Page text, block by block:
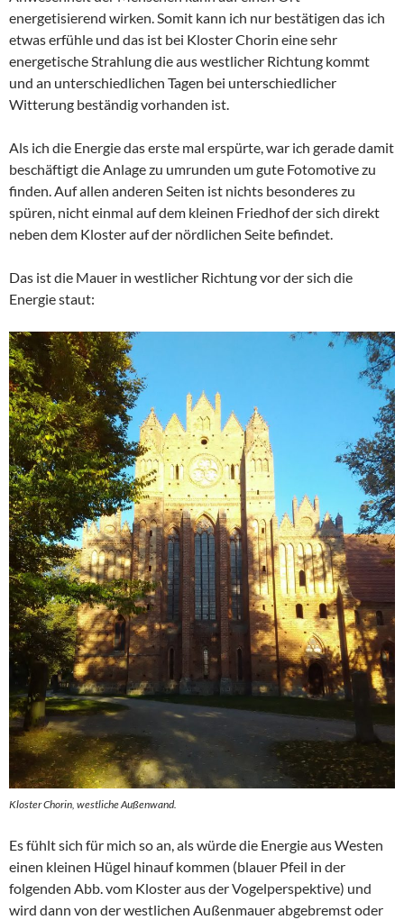
energetisierend wirken. Somit kann ich nur bestätigen das ich
etwas erfühle und das ist bei Kloster Chorin eine sehr
energetische Strahlung die aus westlicher Richtung kommt
und an unterschiedlichen Tagen bei unterschiedlicher
Witterung beständig vorhanden ist.
Als ich die Energie das erste mal erspürte, war ich gerade damit
beschäftigt die Anlage zu umrunden um gute Fotomotive zu
finden. Auf allen anderen Seiten ist nichts besonderes zu
spüren, nicht einmal auf dem kleinen Friedhof der sich direkt
neben dem Kloster auf der nördlichen Seite befindet.
Das ist die Mauer in westlicher Richtung vor der sich die
Energie staut:
Kloster Chorin, westliche Außenwand.
Es fühlt sich für mich so an, als würde die Energie aus Westen
einen kleinen Hügel hinauf kommen (blauer Pfeil in der
folgenden Abb. vom Kloster aus der Vogelperspektive) und
wird dann von der westlichen Außenmauer abgebremst oder